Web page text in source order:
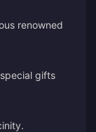
renowned
gifts